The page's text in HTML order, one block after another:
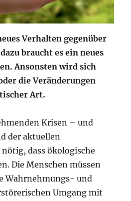
Verhalten gegenüber
braucht es ein neues
Ansonsten wird sich
die Veränderungen
Art.
Krisen – und
der aktuellen
dass ökologische
Die Menschen müssen
Wahrnehmungs- und
Umgang mit